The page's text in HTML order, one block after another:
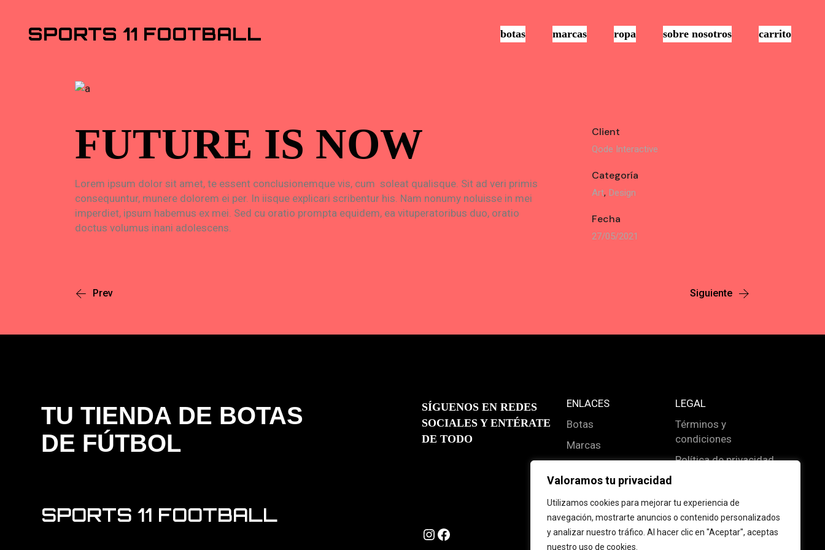
Valoramos tu privacidad
Utilizamos cookies para mejorar tu experiencia de
navegación, mostrarte anuncios o contenido personalizados
y analizar nuestro tráfico. Al hacer clic en "Aceptar", aceptas
nuestro uso de cookies.
SPORTS 11 FOOTBALL botas marcas ropa sobre nosotros carrito
FUTURE IS NOW
Lorem ipsum dolor sit amet, te essent conclusionemque vis, cum soleat qualisque. Sit ad veri primis
consequuntur, munere dolorem ei per. In iisque explicari scribentur his. Nam nonumy noluisse in mei
imperdiet, ipsum habemus ex mei. Sed cu oratio prompta equidem, ea vituperatoribus duo, oratio
doctus volumus inani adolescens.
Client
Qode Interactive
Categoría
Art Design
Fecha
27/05/2021
Prev Siguiente
TU TIENDA DE BOTAS
DE FÚTBOL
SPORTS 11 FOOTBALL
SÍGUENOS EN REDES
SOCIALES Y ENTÉRATE
DE TODO
ENLACES
Botas
Marcas
Contacto
Mi cuenta
LEGAL
Términos y
condiciones
Política de privacidad